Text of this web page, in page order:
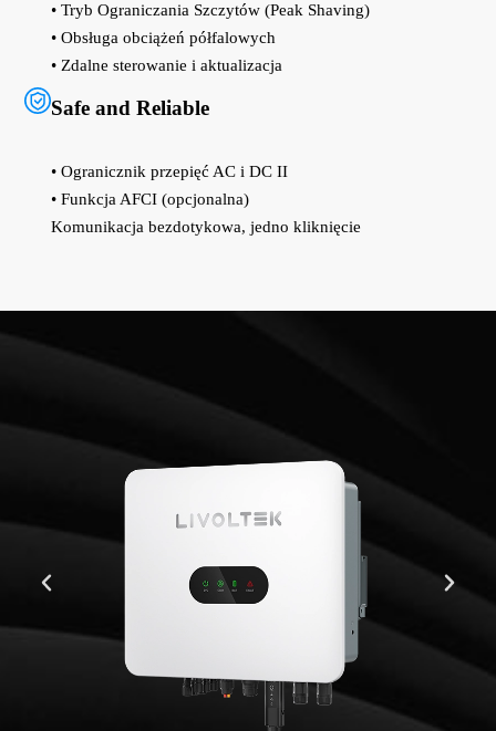
• Tryb Ograniczania Szczytów (Peak Shaving)
• Obsługa obciążeń półfalowych
• Zdalne sterowanie i aktualizacja
Safe and Reliable
• Ogranicznik przepięć AC i DC II
• Funkcja AFCI (opcjonalna)
Komunikacja bezdotykowa, jedno kliknięcie